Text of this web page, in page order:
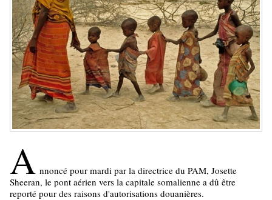
A nnoncé pour mardi par la directrice du PAM, Josette
Sheeran, le pont aérien vers la capitale somalienne a dû être
reporté pour des raisons d'autorisations douanières.